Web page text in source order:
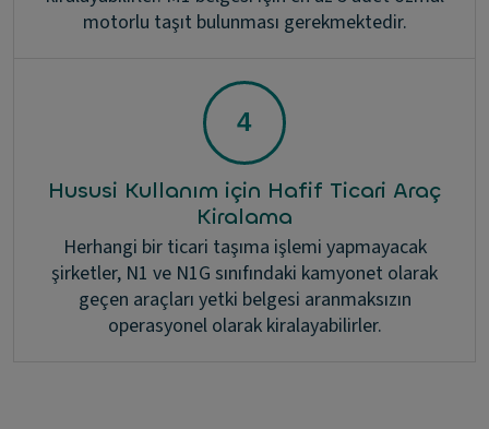
motorlu taşıt bulunması gerekmektedir.
Hususi Kullanım için Hafif Ticari Araç
Kiralama
Herhangi bir ticari taşıma işlemi yapmayacak
şirketler, N1 ve N1G sınıfındaki kamyonet olarak
geçen araçları yetki belgesi aranmaksızın
operasyonel olarak kiralayabilirler.